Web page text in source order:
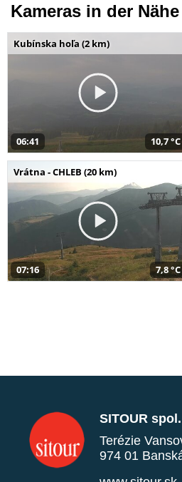
Kameras in der Nähe
Kubínska hoľa (2 km)
06:41 10,7 °C
Vrátna - CHLEB (20 km)
07:16 7,8 °C
SITOUR
Terézie
974 01